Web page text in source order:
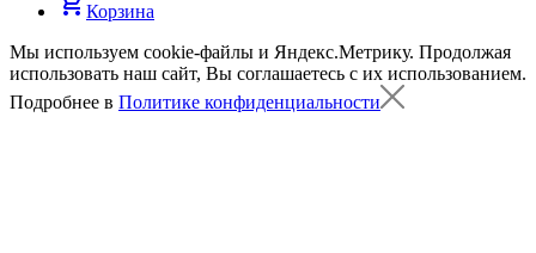
Корзина
Мы используем cookie-файлы и Яндекс.Метрику. Продолжая
использовать наш сайт, Вы соглашаетесь с их использованием.
Подробнее в Политике конфиденциальности